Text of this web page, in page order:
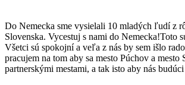
Do Nemecka sme vysielali 10 mladých ľudí z
Slovenska. Vycestuj s nami do Nemecka!Toto
Všetci sú spokojní a veľa z nás by sem išlo
pracujem na tom aby sa mesto Púchov a mesto
partnerskými mestami, a tak isto aby nás